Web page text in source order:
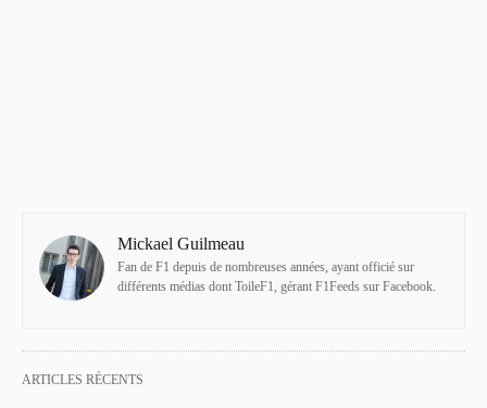
Mickael Guilmeau
Fan de F1 depuis de nombreuses années, ayant officié sur
différents médias dont ToileF1, gérant F1Feeds sur Facebook.
ARTICLES RÉCENTS